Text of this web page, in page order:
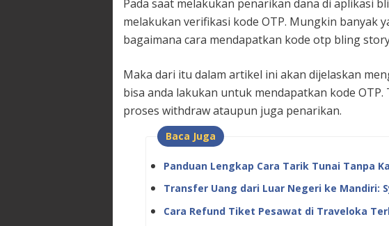
Pada saat melakukan penarikan dana di aplikasi
melakukan verifikasi kode OTP. Mungkin banyak
bagaimana cara mendapatkan kode otp bling
Maka dari itu dalam artikel ini akan dijelaskan
bisa anda lakukan untuk mendapatkan kode
proses withdraw ataupun juga penarikan.
Baca Juga
Panduan Lengkap Cara Tarik Tunai Tanpa
Transfer Uang dari Luar Negeri ke Mandiri:
Cara Refund Tiket Pesawat di Traveloka